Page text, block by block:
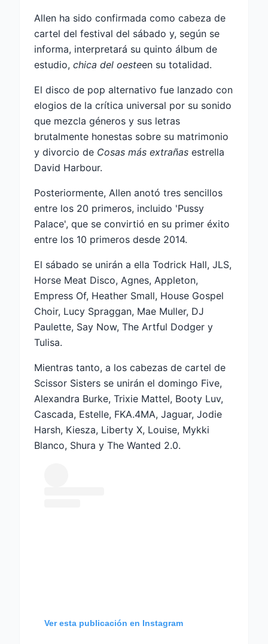
Allen ha sido confirmada como cabeza de
cartel del festival del sábado y, según se
informa, interpretará su quinto álbum de
estudio, chica del oesteen su totalidad.
El disco de pop alternativo fue lanzado con
elogios de la crítica universal por su sonido
que mezcla géneros y sus letras
brutalmente honestas sobre su matrimonio
y divorcio de Cosas más extrañas estrella
David Harbour.
Posteriormente, Allen anotó tres sencillos
entre los 20 primeros, incluido 'Pussy
Palace', que se convirtió en su primer éxito
entre los 10 primeros desde 2014.
El sábado se unirán a ella Todrick Hall, JLS,
Horse Meat Disco, Agnes, Appleton,
Empress Of, Heather Small, House Gospel
Choir, Lucy Spraggan, Mae Muller, DJ
Paulette, Say Now, The Artful Dodger y
Tulisa.
Mientras tanto, a los cabezas de cartel de
Scissor Sisters se unirán el domingo Five,
Alexandra Burke, Trixie Mattel, Booty Luv,
Cascada, Estelle, FKA.4MA, Jaguar, Jodie
Harsh, Kiesza, Liberty X, Louise, Mykki
Blanco, Shura y The Wanted 2.0.
Ver esta publicación en Instagram